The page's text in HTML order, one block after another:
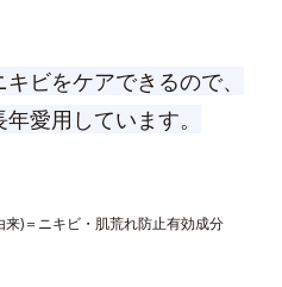
ビをケアできるので、
愛用しています。
)＝ニキビ・肌荒れ防止有効成分